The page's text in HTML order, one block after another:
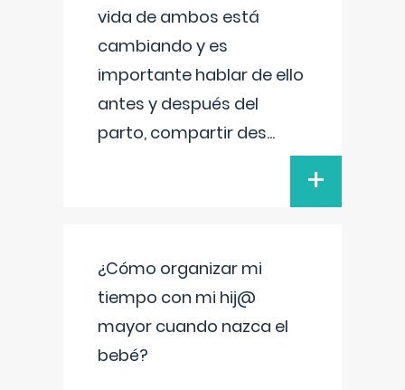
vida de ambos está
cambiando y es
importante hablar de ello
antes y después del
parto, compartir des...
+
¿Cómo organizar mi
tiempo con mi hij@
mayor cuando nazca el
bebé?